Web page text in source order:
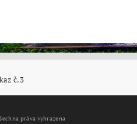
č.3
práva vyhrazena